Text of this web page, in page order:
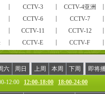
CCTV-3
CCTV-4亚洲
CCTV-6
CCTV-7
CCTV-11
CCTV-12
CCTV-E
CCTV-F
风云足球
风云音乐
电视指南
怀旧剧场
CCTV-戏曲
CCTV-电影
现代女性
英语辅导
六 周日 上周 本周 下周
即将
12:00 12:00-18:00 18:00-24:00